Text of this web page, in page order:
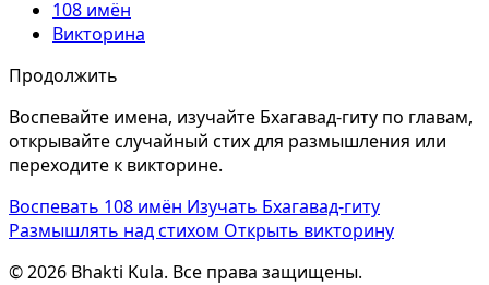
108 имён
Викторина
Продолжить
Воспевайте имена, изучайте Бхагавад-гиту по главам,
открывайте случайный стих для размышления или
переходите к викторине.
Воспевать 108 имён Изучать Бхагавад-гиту
Размышлять над стихом Открыть викторину
© 2026 Bhakti Kula. Все права защищены.